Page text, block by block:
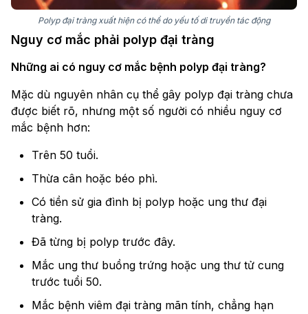
Polyp đại tràng xuất hiện có thể do yếu tố di truyền tác động
Nguy cơ mắc phải polyp đại tràng
Những ai có nguy cơ mắc bệnh polyp đại tràng?
Mặc dù nguyên nhân cụ thể gây polyp đại tràng chưa
được biết rõ, nhưng một số người có nhiều nguy cơ
mắc bệnh hơn:
Trên 50 tuổi.
Thừa cân hoặc béo phì.
Có tiền sử gia đình bị polyp hoặc ung thư đại
tràng.
Đã từng bị polyp trước đây.
Mắc ung thư buồng trứng hoặc ung thư tử cung
trước tuổi 50.
Mắc bệnh viêm đại tràng mãn tính, chẳng hạn